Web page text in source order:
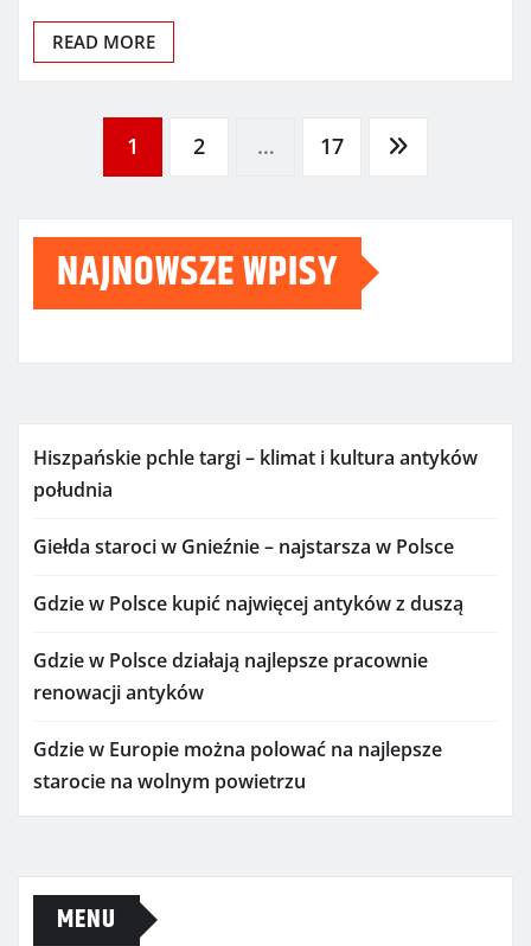
READ MORE
Stronicowanie
wpisów
1 2 … 17
NAJNOWSZE WPISY
Hiszpańskie pchle targi – klimat i kultura antyków
południa
Giełda staroci w Gnieźnie – najstarsza w Polsce
Gdzie w Polsce kupić najwięcej antyków z duszą
Gdzie w Polsce działają najlepsze pracownie
renowacji antyków
Gdzie w Europie można polować na najlepsze
starocie na wolnym powietrzu
MENU